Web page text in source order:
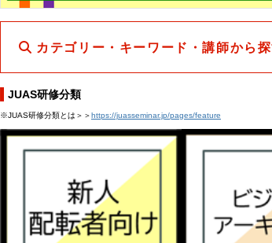
カテゴリー・キーワード・講師から
JUAS研修分類
※JUAS研修分類とは＞＞https://juasseminar.jp/pages/feature